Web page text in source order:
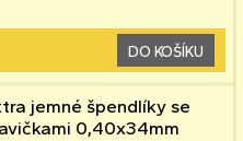
DO KOŠÍKU
jemné špendlíky se
0,40x34mm